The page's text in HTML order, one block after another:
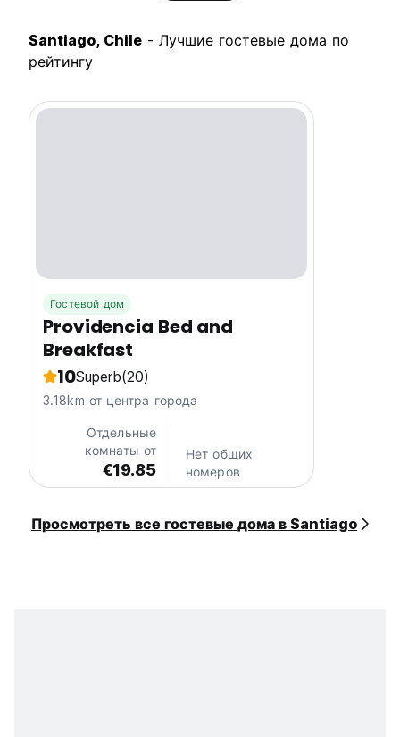
Santiago, Chile - Лучшие гостевые дома по
рейтингу
Гостевой дом
Providencia Bed and
Breakfast
10Superb(20)
3.18km от центра города
Отдельные
комнаты от
€19.85
Нет общих
номеров
Просмотреть все гостевые дома в Santiago